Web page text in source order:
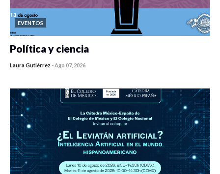
EVENTOS
Política y ciencia
Laura Gutiérrez -Ago 07, 2026